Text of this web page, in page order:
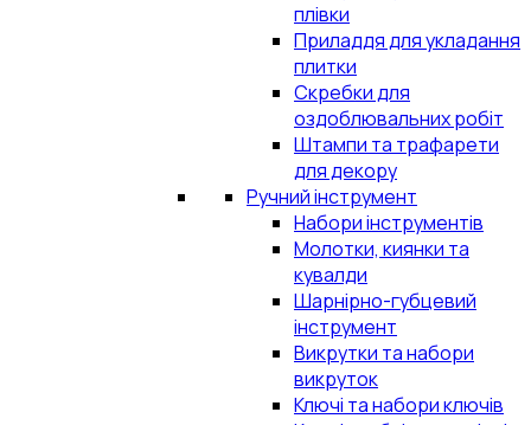
плівки
Приладдя для укладання
плитки
Скребки для
оздоблювальних робіт
Штампи та трафарети
для декору
Ручний інструмент
Набори інструментів
Молотки, киянки та
кувалди
Шарнірно-губцевий
інструмент
Викрутки та набори
викруток
Ключі та набори ключів